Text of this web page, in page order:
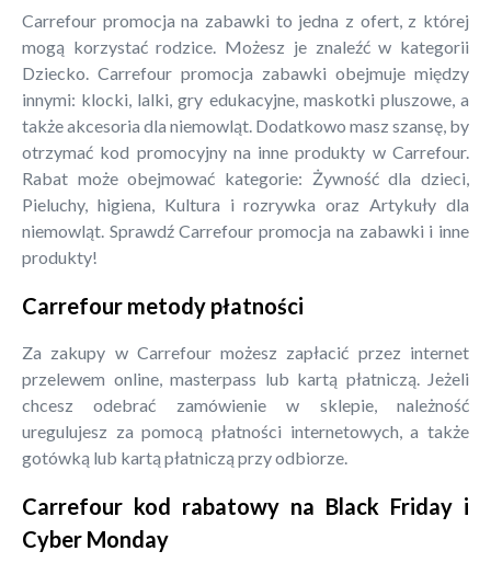
Carrefour promocja na zabawki to jedna z ofert, z której
mogą korzystać rodzice. Możesz je znaleźć w kategorii
Dziecko. Carrefour promocja zabawki obejmuje między
innymi: klocki, lalki, gry edukacyjne, maskotki pluszowe, a
także akcesoria dla niemowląt. Dodatkowo masz szansę, by
otrzymać kod promocyjny na inne produkty w Carrefour.
Rabat może obejmować kategorie: Żywność dla dzieci,
Pieluchy, higiena, Kultura i rozrywka oraz Artykuły dla
niemowląt. Sprawdź Carrefour promocja na zabawki i inne
produkty!
Carrefour metody płatności
Za zakupy w Carrefour możesz zapłacić przez internet
przelewem online, masterpass lub kartą płatniczą. Jeżeli
chcesz odebrać zamówienie w sklepie, należność
uregulujesz za pomocą płatności internetowych, a także
gotówką lub kartą płatniczą przy odbiorze.
Carrefour kod rabatowy na Black Friday i
Cyber Monday